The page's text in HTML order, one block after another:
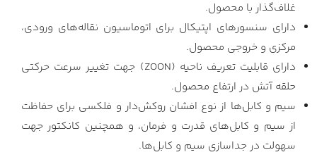
غلاف‌گذار با محصول.
دارای سنسورهای اپتیکال برای اتوماسیون نقاله‌های ورودی،
مرکزی و خروجی محصول.
دارای قابلیت تعریف ناحیه (ZOON) جهت تغییر سرعت حرکتی
حلقه آتش در ارتفاع محصول.
سیم و کابل‌ها از نوع افشان روکش‌دار و فلکسی برای حفاظت
از سیم و کابل‌های قدرت و فرمان، و همچنین کانکتور جهت
سهولت در جداسازی سیم و کابل‌ها.